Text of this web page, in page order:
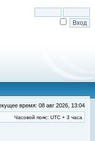
время: 08 авг 2026, 13:04
Часовой пояс: UTC + 3 часа